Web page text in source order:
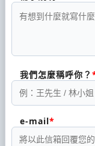
我們怎麼稱呼你？
e-mail